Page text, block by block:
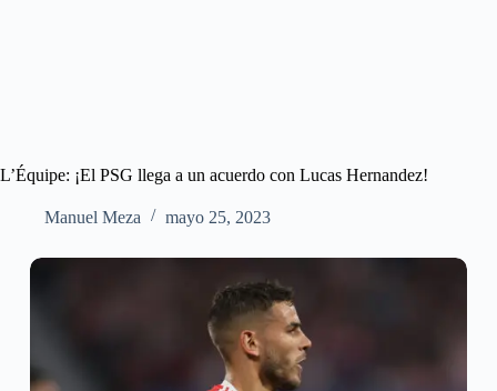
L’Équipe: ¡El PSG llega a un acuerdo con Lucas Hernandez!
Manuel Meza mayo 25, 2023